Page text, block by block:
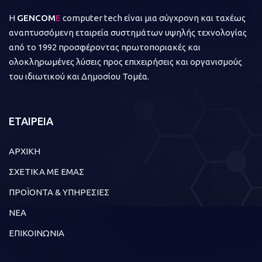
Η GENCOME computer tech είναι μια σύγχρονη και ταχέως
αναπτυσσόμενη εταιρεία συστημάτων υψηλής τεχνολογίας
από το 1992 προσφέροντας πρωτοποριακές και
ολοκληρωμένες λύσεις προς επιχειρήσεις και οργανισμούς
του ιδιωτικού και Δημοσίου Τομέα.
ΕΤΑΙΡΕΙΑ
ΑΡΧΙΚΗ
ΣΧΕΤΙΚΑ ΜΕ ΕΜΑΣ
ΠΡΟΪΟΝΤΑ & ΥΠΗΡΕΣΙΕΣ
ΝΕΑ
ΕΠΙΚΟΙΝΩΝΙΑ